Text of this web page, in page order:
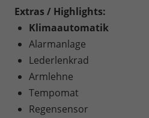
Extras / Highlights:
Klimaautomatik
Alarmanlage
Lederlenkrad
Armlehne
Tempomat
Regensensor